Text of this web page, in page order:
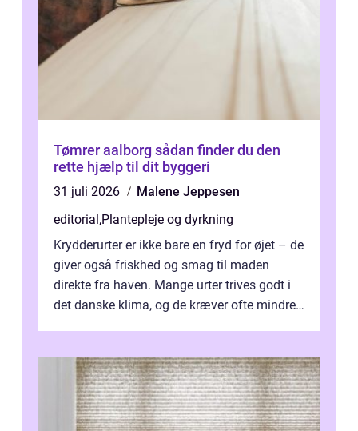
Tømrer aalborg sådan finder du den
rette hjælp til dit byggeri
31 juli 2026
Malene Jeppesen
editorial ,Plantepleje og dyrkning
Krydderurter er ikke bare en fryd for øjet – de
giver også friskhed og smag til maden
direkte fra haven. Mange urter trives godt i
det danske klima, og de kræver ofte mindre